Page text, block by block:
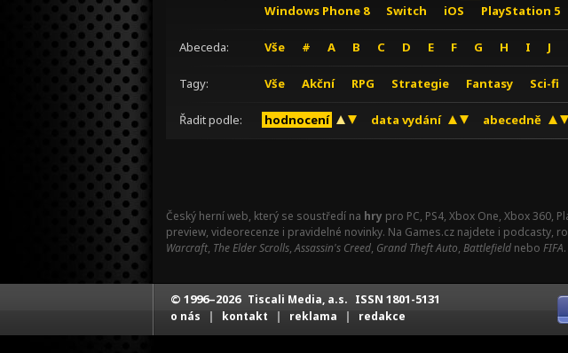
Windows Phone 8
Switch iOS PlayStation 5
Abeceda: Vše # A B C D E F G H I J
Tagy: Vše Akční RPG Strategie Fantasy Sci-fi
Řadit podle: hodnocení data vydání abecedně
Český herní web, který se soustředí na hry pro PC, PS4, Xbox One, Xbox 360,
preview, videorecenze i pravidelné novinky. Na Games.cz najdete i podcasty,
Warcraft, The Elder Scrolls,Assassin's Creed, Grand Theft Auto, Battlefield nebo FIFA.
© 1996–2026 Tiscali Media, a.s. ISSN 1801-5131
o nás | kontakt | reklama | redakce